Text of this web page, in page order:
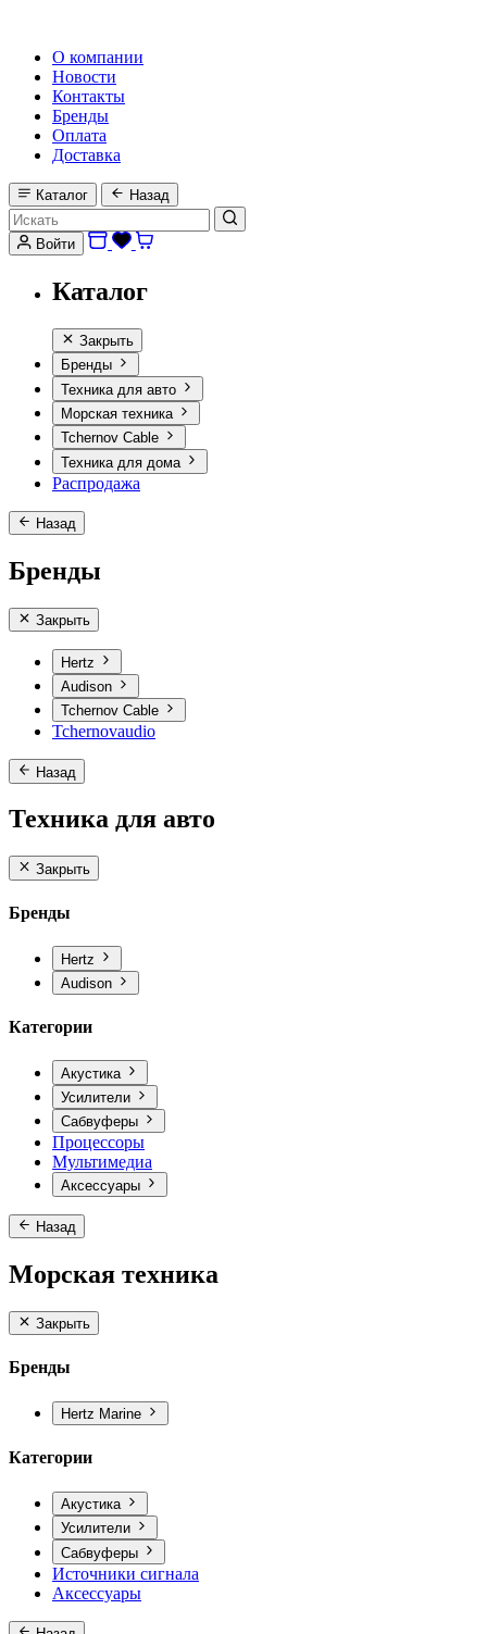
О компании
Новости
Контакты
Бренды
Оплата
Доставка
Каталог Назад
Войти
Каталог
Закрыть
Бренды
Техника для авто
Морская техника
Tchernov Cable
Техника для дома
Распродажа
Назад
Бренды
Закрыть
Hertz
Audison
Tchernov Cable
Tchernovaudio
Назад
Техника для авто
Закрыть
Бренды
Hertz
Audison
Категории
Акустика
Усилители
Сабвуферы
Процессоры
Мультимедиа
Аксессуары
Назад
Морская техника
Закрыть
Бренды
Hertz Marine
Категории
Акустика
Усилители
Сабвуферы
Источники сигнала
Аксессуары